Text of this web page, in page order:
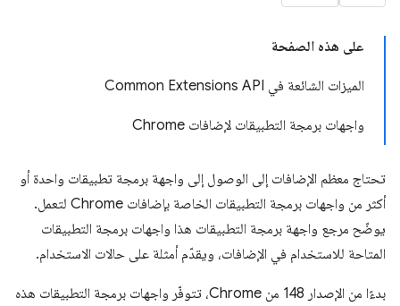
على هذه الصفحة
الميزات الشائعة في Common Extensions API
واجهات برمجة التطبيقات لإضافات Chrome
تحتاج معظم الإضافات إلى الوصول إلى واجهة برمجة تطبيقات واحدة أو
أكثر من واجهات برمجة التطبيقات الخاصة بإضافات Chrome لتعمل.
يوضّح مرجع واجهة برمجة التطبيقات هذا واجهات برمجة التطبيقات
المتاحة للاستخدام في الإضافات، ويقدّم أمثلة على حالات الاستخدام.
بدءًا من الإصدار 148 من Chrome، تتوفّر واجهات برمجة التطبيقات هذه